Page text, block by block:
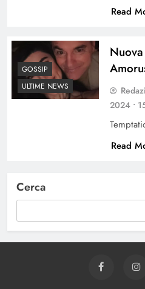
Read
GOSSIP
ULTIME NEWS
2024 •
Read
Cerca